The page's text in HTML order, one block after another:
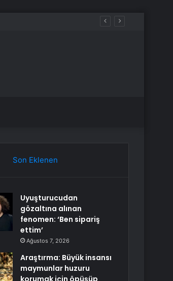
Son Eklenen
Uyuşturucudan
gözaltına alınan
fenomen: ‘Ben sipariş
ettim’
Ağustos 7, 2026
Araştırma: Büyük insansı
maymunlar huzuru
korumak için öpüşüp